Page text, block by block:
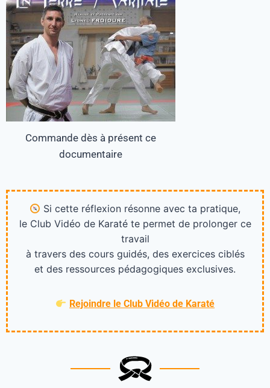
Commande dès à présent ce
documentaire
Si cette réflexion résonne avec ta pratique,
le Club Vidéo de Karaté te permet de prolonger ce
travail
à travers des cours guidés, des exercices ciblés
et des ressources pédagogiques exclusives.
Rejoindre le Club Vidéo de Karaté